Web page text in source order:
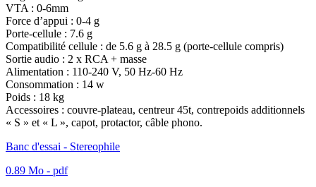
VTA : 0-6mm
Force d’appui : 0-4 g
Porte-cellule : 7.6 g
Compatibilité cellule : de 5.6 g à 28.5 g (porte-cellule compris)
Sortie audio : 2 x RCA + masse
Alimentation : 110-240 V, 50 Hz-60 Hz
Consommation : 14 w
Poids : 18 kg
Accessoires : couvre-plateau, centreur 45t, contrepoids additionnels
« S » et « L », capot, protactor, câble phono.
Banc d'essai - Stereophile
0.89 Mo - pdf